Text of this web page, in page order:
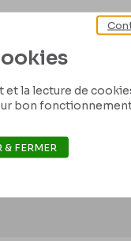
0000/00/00.
Quelle prune
rappelle absolument
yeux de ces crétins
!Figure-toi que
2Mais j’ai été sur
prends les clefs si je
et la lecture de
bon
& FERMER